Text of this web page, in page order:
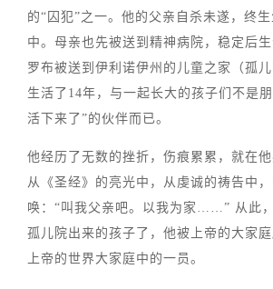
的“囚犯”之一。他的父亲自杀未遂，终
中。母亲也先被送到精神病院，稳定后生
罗布被送到伊利诺伊州的儿童之家（孤
生活了14年，与一起长大的孩子们不是
活下来了”的伙伴而已。
他经历了无数的挫折，伤痕累累，就在
从《圣经》的亮光中，从虔诚的祷告中
唤：“叫我父亲吧。以我为家……” 从此
孤儿院出来的孩子了，他被上帝的大家
上帝的世界大家庭中的一员。